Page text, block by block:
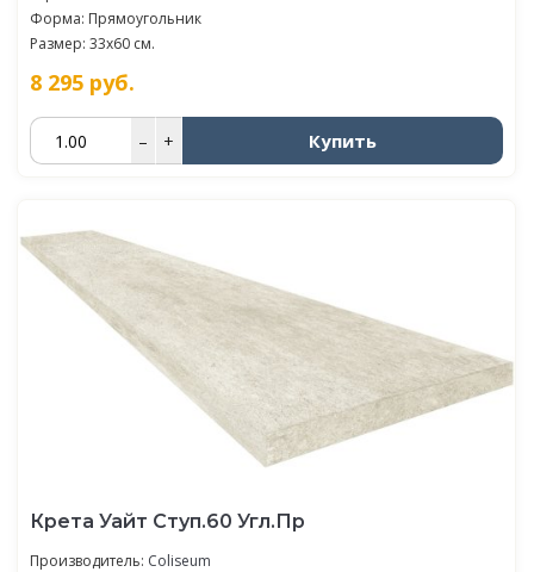
Форма: Прямоугольник
Размер: 33x60 см.
8 295 руб.
– + Купить
Крета Уайт Ступ.60 Угл.Пр
Производитель: Coliseum